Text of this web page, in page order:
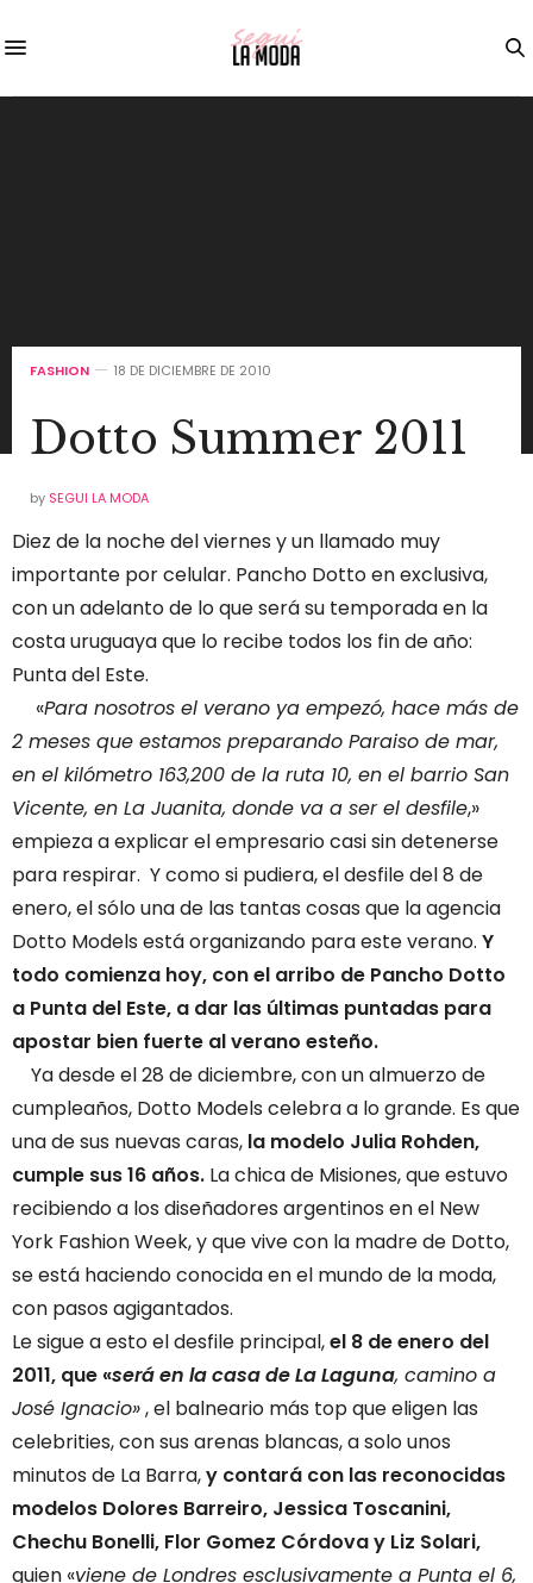
FASHION 18 DE DICIEMBRE DE 2010
Dotto Summer 2011
by SEGUI LA MODA
Diez de la noche del viernes y un llamado muy
importante por celular. Pancho Dotto en exclusiva,
con un adelanto de lo que será su temporada en la
costa uruguaya que lo recibe todos los fin de año:
Punta del Este.
«Para nosotros el verano ya empezó, hace más de
2 meses que estamos preparando Paraiso de mar,
en el kilómetro 163,200 de la ruta 10, en el barrio San
Vicente, en La Juanita, donde va a ser el desfile,»
empieza a explicar el empresario casi sin detenerse
para respirar. Y como si pudiera, el desfile del 8 de
enero, el sólo una de las tantas cosas que la agencia
Dotto Models está organizando para este verano. Y
todo comienza hoy, con el arribo de Pancho Dotto
a Punta del Este, a dar las últimas puntadas para
apostar bien fuerte al verano esteño.
Ya desde el 28 de diciembre, con un almuerzo de
cumpleaños, Dotto Models celebra a lo grande. Es que
una de sus nuevas caras, la modelo Julia Rohden,
cumple sus 16 años. La chica de Misiones, que estuvo
recibiendo a los diseñadores argentinos en el New
York Fashion Week, y que vive con la madre de Dotto,
se está haciendo conocida en el mundo de la moda,
con pasos agigantados.
Le sigue a esto el desfile principal,el 8 de enero del
2011, que «será en la casa de La Laguna, camino a
José Ignacio», el balneario más top que eligen las
celebrities, con sus arenas blancas, a solo unos
minutos de La Barra,y contará con las reconocidas
modelos Dolores Barreiro, Jessica Toscanini,
Chechu Bonelli, Flor Gomez Córdova y Liz Solari,
quien «viene de Londres esclusivamente a Punta el 6,